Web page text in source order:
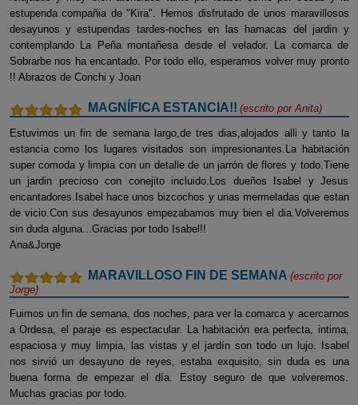
estupenda compañia de "Kira". Hemos disfrutado de unos maravillosos
desayunos y estupendas tardes-noches en las hamacas del jardin y
contemplando La Peña montañesa desde el velador. La comarca de
Sobrarbe nos ha encantado. Por todo ello, esperamos volver muy pronto
!! Abrazos de Conchi y Joan
MAGNÍFICA ESTANCIA!! (escrito porAnita)
Estuvimos un fin de semana largo,de tres dias,alojados alli y tanto la
estancia como los lugares visitados son impresionantes.La habitación
super comoda y limpia con un detalle de un jarrón de flores y todo.Tiene
un jardin precioso con conejito incluido.Los dueños Isabel y Jesus
encantadores.Isabel hace unos bizcochos y unas mermeladas que estan
de vicio.Con sus desayunos empezabamos muy bien el dia.Volveremos
sin duda alguna...Gracias por todo Isabel!!
Ana&Jorge
MARAVILLOSO FIN DE SEMANA (escrito por
Jorge)
Fuimos un fin de semana, dos noches, para ver la comarca y acercarnos
a Ordesa, el paraje es espectacular. La habitación era perfecta, intima,
espaciosa y muy limpia, las vistas y el jardín son todo un lujo. Isabel
nos sirvió un desayuno de reyes, estaba exquisito, sin duda es una
buena forma de empezar el día. Estoy seguro de que volveremos.
Muchas gracias por todo.